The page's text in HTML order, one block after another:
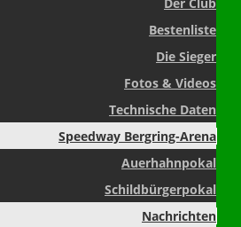
Bestenliste
Die Sieger
Fotos & Videos
Technische Daten
Speedway Bergring-Arena
Auerhahnpokal
Schildbürgerpokal
Nachrichten